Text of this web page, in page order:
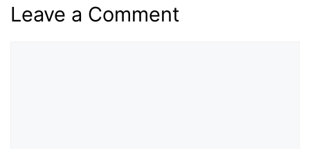
Leave a Comment